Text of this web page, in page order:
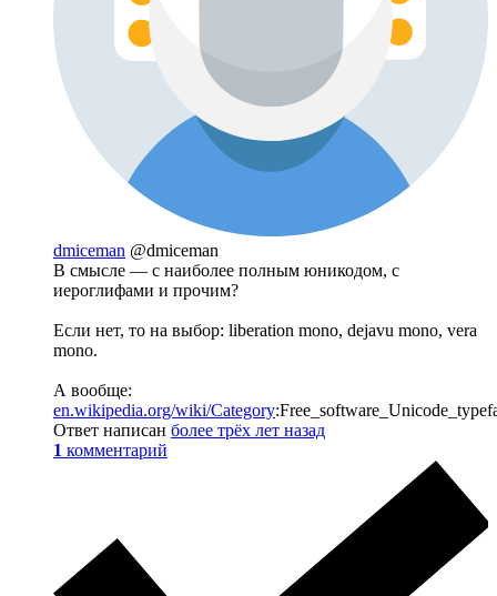
dmiceman @dmiceman
В смысле — с наиболее полным юникодом, с
иероглифами и прочим?
Если нет, то на выбор: liberation mono, dejavu mono, vera
mono.
А вообще:
en.wikipedia.org/wiki/Category
Ответ написан более трёх лет назад
1 комментарий